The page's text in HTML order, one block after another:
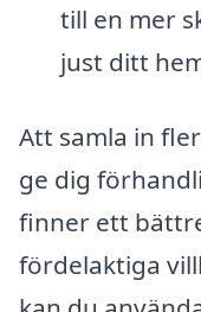
till en mer
just ditt
Att samla in
ge dig
finner ett
fördelaktiga